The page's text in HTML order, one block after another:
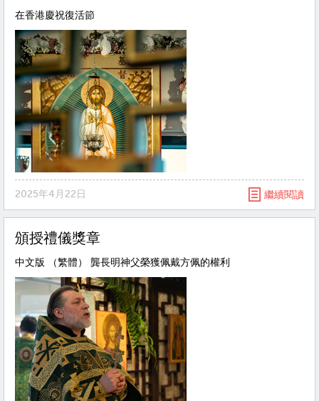
在香港慶祝復活節
2025年4月22日 繼續閱讀
頒授禮儀獎章
中文版 （繁體） 龔長明神父榮獲佩戴方佩的權利